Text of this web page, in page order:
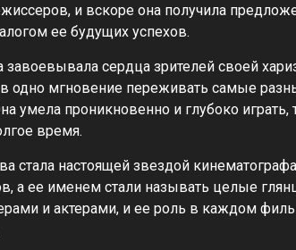
и вскоре она получила
ее будущих успехов.
сердца зрителей своей
в одно мгновение переживать самые
умела проникновенно и глубоко
время.
стала настоящей звездой
а ее именем стали называть целые
и актерами, и ее роль в каждом